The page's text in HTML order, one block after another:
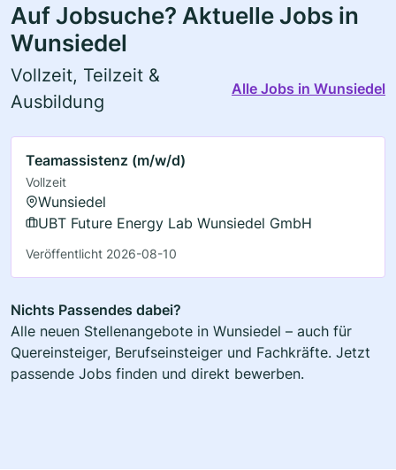
Auf Jobsuche? Aktuelle Jobs in
Wunsiedel
Vollzeit, Teilzeit &
Ausbildung
Alle Jobs in Wunsiedel
Teamassistenz (m/w/d)
Vollzeit
Wunsiedel
UBT Future Energy Lab Wunsiedel GmbH
Veröffentlicht 2026-08-10
Nichts Passendes dabei?
Alle neuen Stellenangebote in Wunsiedel – auch für
Quereinsteiger, Berufseinsteiger und Fachkräfte. Jetzt
passende Jobs finden und direkt bewerben.